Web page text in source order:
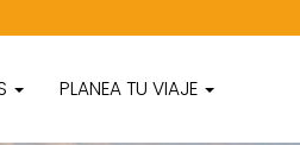
PLANEA TU VIAJE